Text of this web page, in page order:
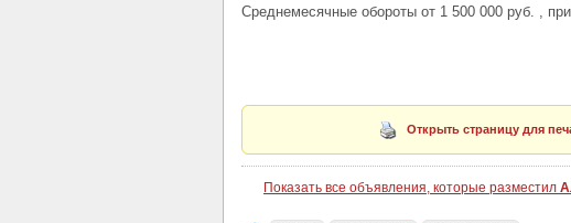
Среднемесячные обороты от 1 500 000 руб. ,
Открыть страницу для
Показать все объявления, которые разместил